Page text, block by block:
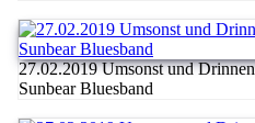
27.02.2019 Umsonst und
Sunbear Bluesband